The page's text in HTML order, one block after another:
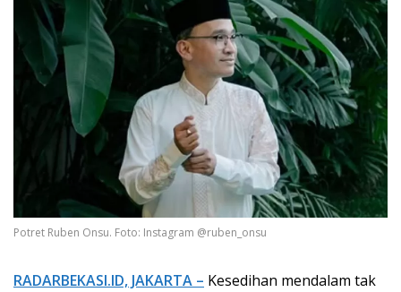
Potret Ruben Onsu. Foto: Instagram @ruben_onsu
RADARBEKASI.ID, JAKARTA – Kesedihan mendalam tak